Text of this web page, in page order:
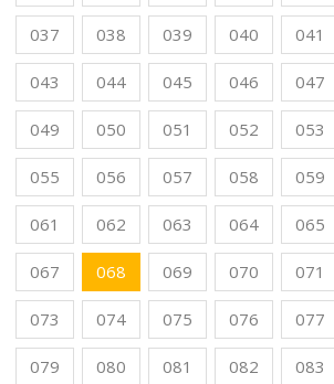
037 038 039 040 041
043 044 045 046 047
049 050 051 052 053
055 056 057 058 059
061 062 063 064 065
067 068 069 070 071
073 074 075 076 077
079 080 081 082 083